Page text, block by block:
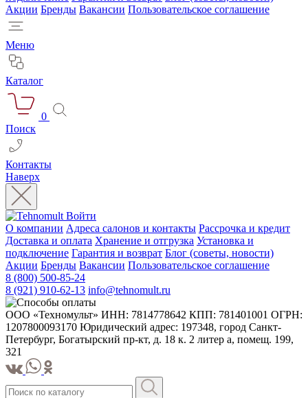
Акции Бренды Вакансии Пользовательское соглашение
Меню
Каталог
0
Поиск
Контакты
Наверх
Войти
О компании Адреса салонов и контакты Рассрочка и кредит
Доставка и оплата Хранение и отгрузка Установка и
подключение Гарантия и возврат Блог (советы, новости)
Акции Бренды Вакансии Пользовательское соглашение
8 (800) 500-85-24
8 (921) 910-62-13 info@tehnomult.ru
ООО «Техномульт» ИНН: 7814778642 КПП: 781401001 ОГРН:
1207800093170 Юридический адрес: 197348, город Санкт-
Петербург, Богатырский пр-кт, д. 18 к. 2 литер а, помещ. 199,
321